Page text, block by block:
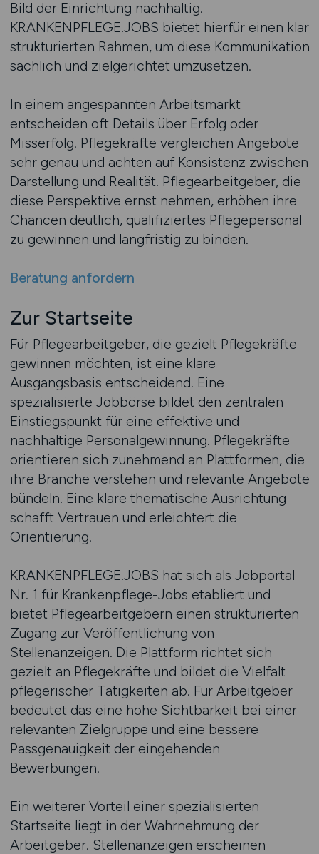
Bild der Einrichtung nachhaltig.
KRANKENPFLEGE.JOBS bietet hierfür einen klar
strukturierten Rahmen, um diese Kommunikation
sachlich und zielgerichtet umzusetzen.
In einem angespannten Arbeitsmarkt
entscheiden oft Details über Erfolg oder
Misserfolg. Pflegekräfte vergleichen Angebote
sehr genau und achten auf Konsistenz zwischen
Darstellung und Realität. Pflegearbeitgeber, die
diese Perspektive ernst nehmen, erhöhen ihre
Chancen deutlich, qualifiziertes Pflegepersonal
zu gewinnen und langfristig zu binden.
Beratung anfordern
Zur Startseite
Für Pflegearbeitgeber, die gezielt Pflegekräfte
gewinnen möchten, ist eine klare
Ausgangsbasis entscheidend. Eine
spezialisierte Jobbörse bildet den zentralen
Einstiegspunkt für eine effektive und
nachhaltige Personalgewinnung. Pflegekräfte
orientieren sich zunehmend an Plattformen, die
ihre Branche verstehen und relevante Angebote
bündeln. Eine klare thematische Ausrichtung
schafft Vertrauen und erleichtert die
Orientierung.
KRANKENPFLEGE.JOBS hat sich als Jobportal
Nr. 1 für Krankenpflege-Jobs etabliert und
bietet Pflegearbeitgebern einen strukturierten
Zugang zur Veröffentlichung von
Stellenanzeigen. Die Plattform richtet sich
gezielt an Pflegekräfte und bildet die Vielfalt
pflegerischer Tätigkeiten ab. Für Arbeitgeber
bedeutet das eine hohe Sichtbarkeit bei einer
relevanten Zielgruppe und eine bessere
Passgenauigkeit der eingehenden
Bewerbungen.
Ein weiterer Vorteil einer spezialisierten
Startseite liegt in der Wahrnehmung der
Arbeitgeber. Stellenanzeigen erscheinen